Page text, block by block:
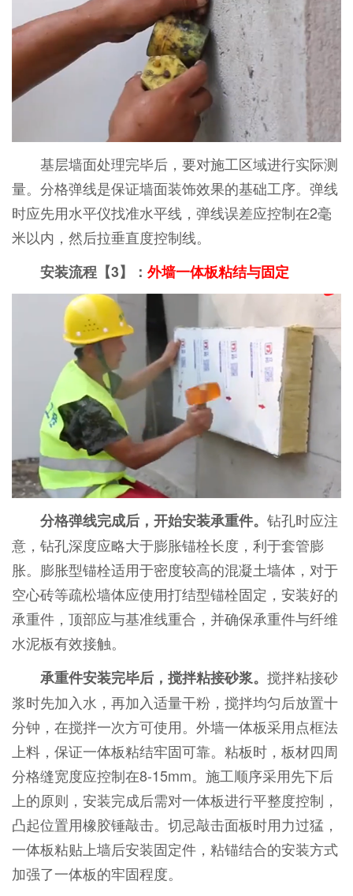
基层墙面处理完毕后，要对施工区域进行实际测
量。分格弹线是保证墙面装饰效果的基础工序。弹线
时应先用水平仪找准水平线，弹线误差应控制在2毫
米以内，然后拉垂直度控制线。
安装流程【3】： 外墙一体板粘结与固定
分格弹线完成后，开始安装承重件。 钻孔时应注
意，钻孔深度应略大于膨胀锚栓长度，利于套管膨
胀。膨胀型锚栓适用于密度较高的混凝土墙体，对于
空心砖等疏松墙体应使用打结型锚栓固定，安装好的
承重件，顶部应与基准线重合，并确保承重件与纤维
水泥板有效接触。
承重件安装完毕后，搅拌粘接砂浆。 搅拌粘接砂
浆时先加入水，再加入适量干粉，搅拌均匀后放置十
分钟，在搅拌一次方可使用。外墙一体板采用点框法
上料，保证一体板粘结牢固可靠。粘板时，板材四周
分格缝宽度应控制在8-15mm。施工顺序采用先下后
上的原则，安装完成后需对一体板进行平整度控制，
凸起位置用橡胶锤敲击。切忌敲击面板时用力过猛，
一体板粘贴上墙后安装固定件，粘锚结合的安装方式
加强了一体板的牢固程度。